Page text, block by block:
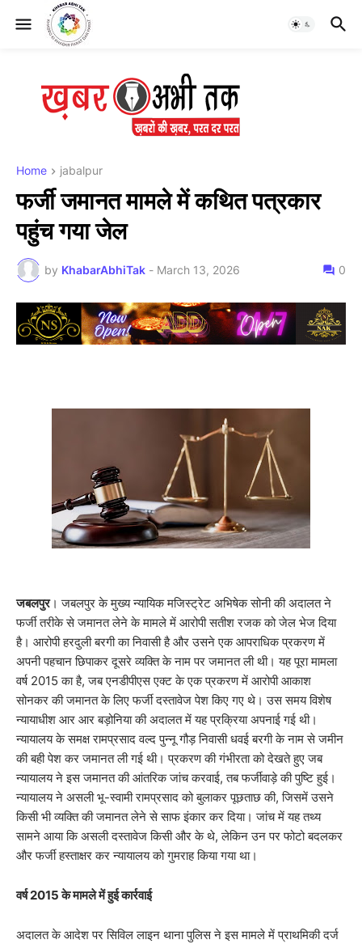
Home jabalpur
फर्जी जमानत मामले में कथित पत्रकार
पहुंच गया जेल
by KhabarAbhiTak - March 13, 2026 0
जबलपुर। जबलपुर के मुख्य न्यायिक मजिस्ट्रेट अभिषेक सोनी की अदालत ने
फर्जी तरीके से जमानत लेने के मामले में आरोपी सतीश रजक को जेल भेज दिया
है। आरोपी हरदुली बरगी का निवासी है और उसने एक आपराधिक प्रकरण में
अपनी पहचान छिपाकर दूसरे व्यक्ति के नाम पर जमानत ली थी। यह पूरा मामला
वर्ष 2015 का है, जब एनडीपीएस एक्ट के एक प्रकरण में आरोपी आकाश
सोनकर की जमानत के लिए फर्जी दस्तावेज पेश किए गए थे। उस समय विशेष
न्यायाधीश आर आर बड़ोनिया की अदालत में यह प्रक्रिया अपनाई गई थी। ​
न्यायालय के समक्ष रामप्रसाद वल्द पुन्नू गौड़ निवासी धवई बरगी के नाम से जमीन
की बही पेश कर जमानत ली गई थी। प्रकरण की गंभीरता को देखते हुए जब
न्यायालय ने इस जमानत की आंतरिक जांच करवाई, तब फर्जीवाड़े की पुष्टि हुई।
न्यायालय ने असली भू-स्वामी रामप्रसाद को बुलाकर पूछताछ की, जिसमें उसने
किसी भी व्यक्ति की जमानत लेने से साफ इंकार कर दिया। जांच में यह तथ्य
सामने आया कि असली दस्तावेज किसी और के थे, लेकिन उन पर फोटो बदलकर
और फर्जी हस्ताक्षर कर न्यायालय को गुमराह किया गया था।
​वर्ष 2015 के मामले में हुई कार्रवाई
​अदालत के आदेश पर सिविल लाइन थाना पुलिस ने इस मामले में प्राथमिकी दर्ज